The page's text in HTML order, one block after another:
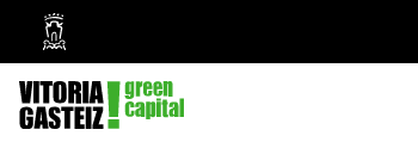
Vitoria-
Gasteiz
City
Council